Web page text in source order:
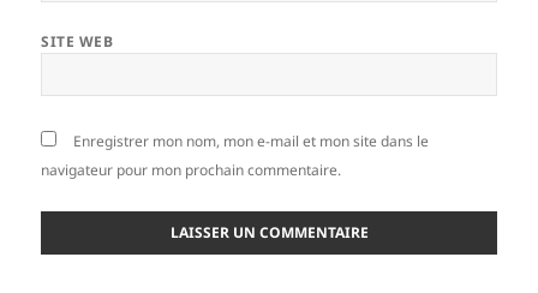
SITE WEB
Enregistrer mon nom, mon e-mail et mon site dans le
navigateur pour mon prochain commentaire.